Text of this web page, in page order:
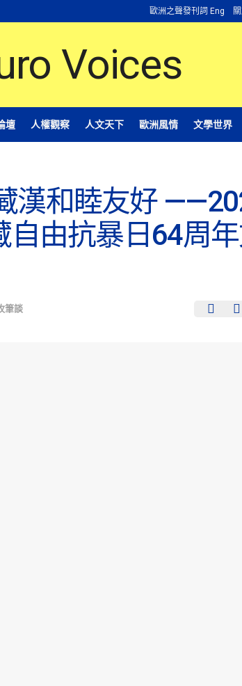
歐洲之聲發刊詞 Eng
壇 人權觀察 人文天下 歐洲風情 文學世界
漢和睦友好
自由抗暴日64周
筆談